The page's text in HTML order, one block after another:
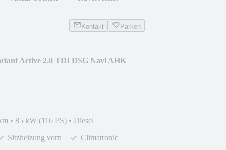
Kontakt Parken
Active 2.0 TDI DSG Navi AHK
• 85 kW (116 PS) • Diesel
Sitzheizung vorn Climatronic